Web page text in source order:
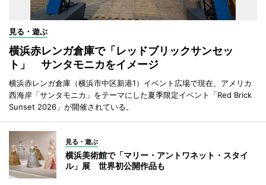
見る・遊ぶ
横浜赤レンガ倉庫で「レッドブリックサンセッ
ト」 サンタモニカをイメージ
横浜赤レンガ倉庫（横浜市中区新港1）イベント広場で現在、アメリカ
西海岸「サンタモニカ」をテーマにした夏季限定イベント「Red Brick
Sunset 2026」が開催されている。
見る・遊ぶ
横浜美術館で「マリー・アントワネット・スタイ
ル」展 世界初公開作品も